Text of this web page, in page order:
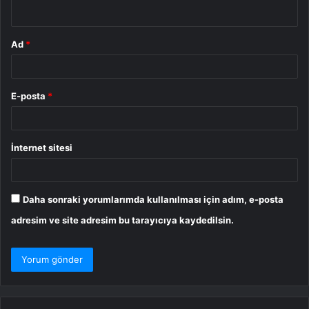
Ad *
E-posta *
İnternet sitesi
Daha sonraki yorumlarımda kullanılması için adım, e-posta
adresim ve site adresim bu tarayıcıya kaydedilsin.